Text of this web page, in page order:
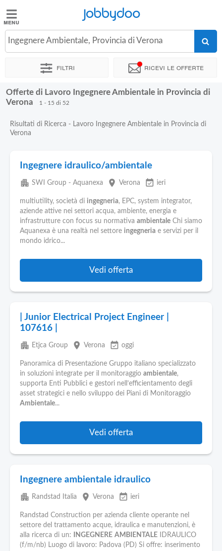
Jobbydoo
Offerte
Stipendi
Elenco
Blog
Pubblica
Offerte
Jobbydoo
Ingegnere Ambientale, Provincia di Verona
Filtri Ricevi le offerte
Offerte di Lavoro Ingegnere Ambientale in Provincia di
Verona
1 - 15 di 52
Risultati di Ricerca - Lavoro Ingegnere Ambientale in Provincia di
Verona
Ingegnere idraulico/ambientale
apartment SWI Group - Aquanexa place Verona event_available ieri
multiutility, società di ingegneria, EPC, system integrator,
aziende attive nei settori acqua, ambiente, energia e
infrastrutture con focus su normativa ambientale Chi siamo
Aquanexa è una realtà nel settore ingegneria e servizi per il
mondo idrico...
Vedi offerta
| Junior Electrical Project Engineer |
107616 |
apartment Etjca Group place Verona event_available oggi
Panoramica di Presentazione Gruppo italiano specializzato
in soluzioni integrate per il monitoraggio ambientale,
supporta Enti Pubblici e gestori nell’efficientamento degli
asset strategici e nello sviluppo dei Piani di Monitoraggio
Ambientale...
Vedi offerta
Ingegnere ambientale idraulico
apartment Randstad Italia place Verona event_available ieri
Randstad Construction per azienda cliente operante nel
settore del trattamento acque, idraulica e manutenzioni, è
alla ricerca di un:
INGEGNERE AMBIENTALE IDRAULICO
(f/m/nb) Luogo di lavoro: Padova (PD) Si offre: inserimento